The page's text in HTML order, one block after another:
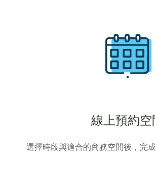
線上預約空
選擇時段與適合的商務空間後，完